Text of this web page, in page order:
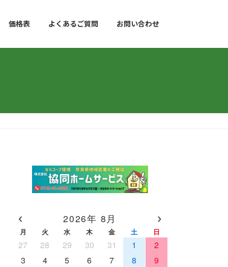
価格表 よくあるご質問 お問い合わせ
‹ 2026年 8月 ›
月 火 水 木 金 土 日
27 28 29 30 31 1
2
3
4 5 6 7 8
9